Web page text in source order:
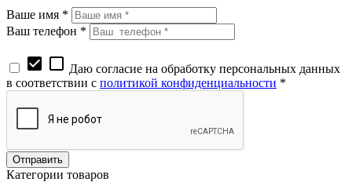
Ваше имя *
Ваш телефон *
check_box check_box_outline_blank Даю согласие на обработку персональных данных
в соответствии с политикой конфиденциальности *
Категории товаров